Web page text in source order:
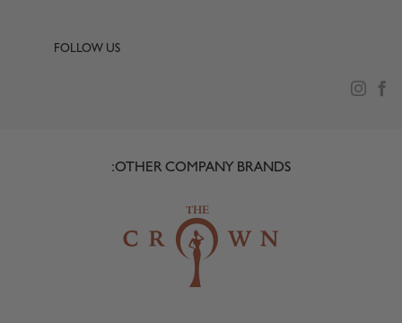
FOLLOW US
OTHER COMPANY BRANDS: